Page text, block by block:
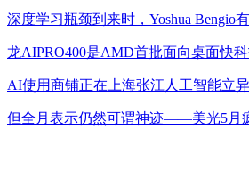
深度学习瓶颈到来时，Yoshua Bengio
龙AIPRO400是AMD首批面向桌面快
AI使用商铺正在上海张江人工智能立
但全月表示仍然可谓神迹——美光5月